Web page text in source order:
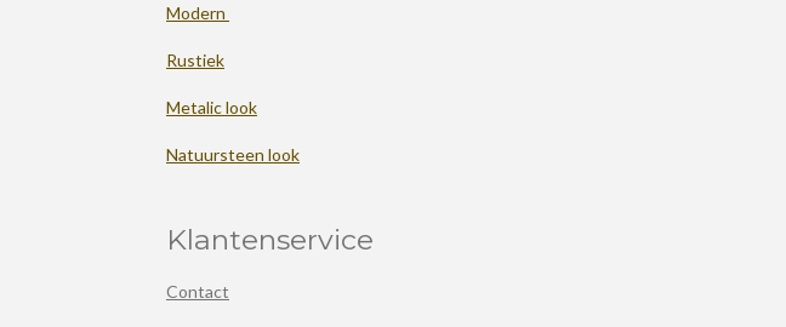
Modern
Rustiek
Metalic look
Natuursteen look
Klantenservice
Contact